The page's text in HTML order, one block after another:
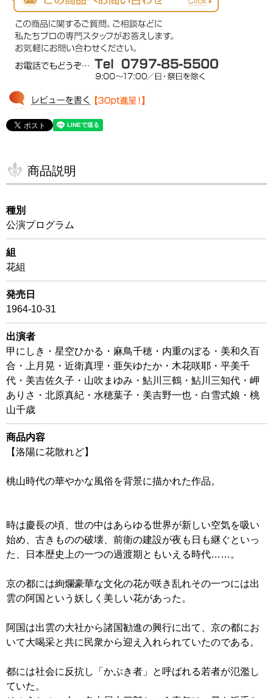
商品説明
種別
公演プログラム
組
花組
発売日
1964-10-31
出演者
甲にしき・星空ひかる・麻鳥千穂・内重のぼる・美和久百
合・上月晃・近衛真理・亜矢ゆたか・木花咲耶・平美千
代・美吉佐久子・山吹まゆみ・鮎川三鶴・鮎川三知代・岬
ありさ・北原真紀・水穂葉子・美吉野一也・白雪式娘・桃
山千歳
商品内容
【洛陽に花散れど】
桃山時代の華やかな風俗を背景に描かれた作品。
時は慶長の頃、世の中はあらゆる世界が新しい空気を吸い
始め、古きものの破壊、前衛の建設が夜も日も継ぐといっ
た、日本歴史上の一つの過渡期ともいえる時代……。
京の都には絢爛豪華な文化の花が咲き乱れその一つには出
雲の阿国という妖しく美しい花があった。
阿国は出雲の大社から諸国勧進の興行に出て、京の都にお
いて大喝采と共に民衆から迎え入れられていたのである。
都には社会に反抗し「かぶき者」と呼ばれる若者が氾濫し
ていた。